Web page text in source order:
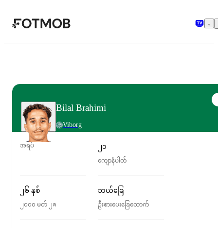
အဓိကအကြောင်းအရာသို့ ကျော်သွားရန်
Bilal Brahimi
Viborg
အရပ် ၂၁
ကျောနံပါတ်
၂၆ နှစ်
၂၀၀၀ မတ် ၂၈
ဘယ်ခြေ
ဦးစားပေးခြေထောက်